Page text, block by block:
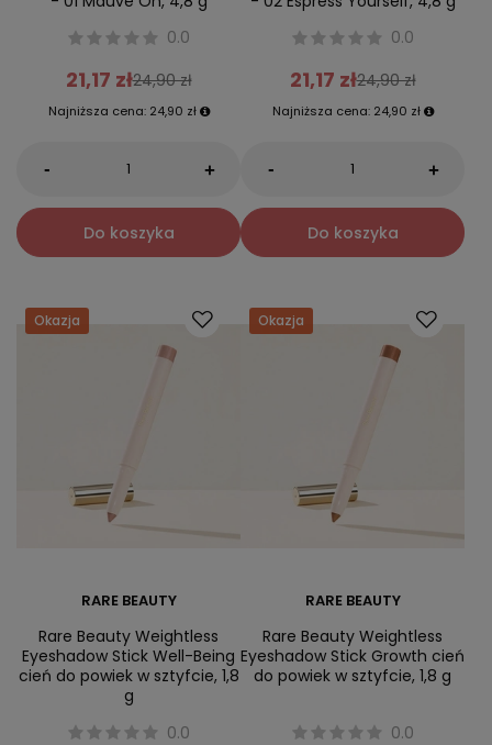
0.0
21,17 zł24,90 zł
Najniższa cena: 24,90 zł
- +
Do koszyka
0.0
21,17 zł24,90 zł
Najniższa cena: 24,90 zł
- +
Do koszyka
Okazja
RARE BEAUTY
Rare Beauty Weightless
Eyeshadow Stick Well-Being
cień do powiek w sztyfcie, 1,8
g
0.0
Okazja
RARE BEAUTY
Rare Beauty Weightless
Eyeshadow Stick Growth cień
do powiek w sztyfcie, 1,8 g
0.0